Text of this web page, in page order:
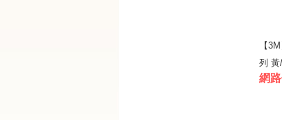
【
列 黃
網